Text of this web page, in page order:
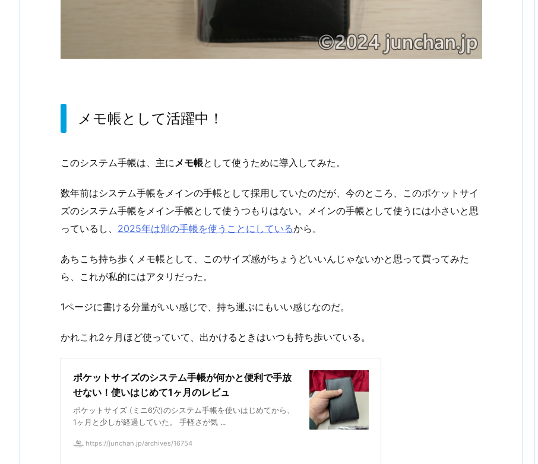
メモ帳として活躍中！
このシステム手帳は、主にメモ帳として使うために導入してみた。
数年前はシステム手帳をメインの手帳として採用していたのだが、今のところ、このポケットサイ
ズのシステム手帳をメイン手帳として使うつもりはない。メインの手帳として使うには小さいと思
っているし、 2025年は別の手帳を使うことにしているから。
あちこち持ち歩くメモ帳として、このサイズ感がちょうどいいんじゃないかと思って買ってみた
ら、これが私的にはアタリだった。
1ページに書ける分量がいい感じで、持ち運ぶにもいい感じなのだ。
かれこれ2ヶ月ほど使っていて、出かけるときはいつも持ち歩いている。
ポケットサイズのシステム手帳が何かと便利で手放
せない！使いはじめて1ヶ月のレビュ
ポケットサイズ (ミニ6穴)のシステム手帳を使いはじめてから、
1ヶ月と少しが経過していた。 手軽さが気 ...
https://junchan.jp/archives/16754